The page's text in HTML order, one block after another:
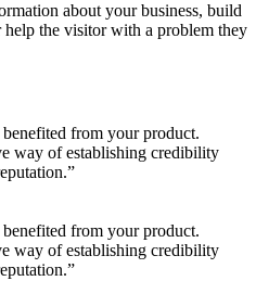
about your business, build
the visitor with a problem they
from your product.
way of establishing credibility
from your product.
way of establishing credibility